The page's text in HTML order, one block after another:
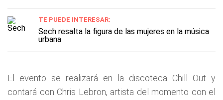
TE PUEDE INTERESAR:
Sech resalta la figura de las mujeres en la música
urbana
El evento se realizará en la discoteca Chill Out y
contará con Chris Lebron, artista del momento con el